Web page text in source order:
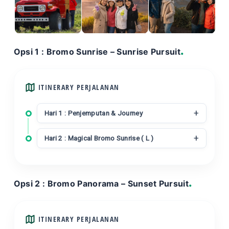
Opsi 1 : Bromo Sunrise – Sunrise Pursuit
ITINERARY PERJALANAN
Hari 1 : Penjemputan & Journey
Hari 2 : Magical Bromo Sunrise ( L )
Opsi 2 : Bromo Panorama – Sunset Pursuit
ITINERARY PERJALANAN